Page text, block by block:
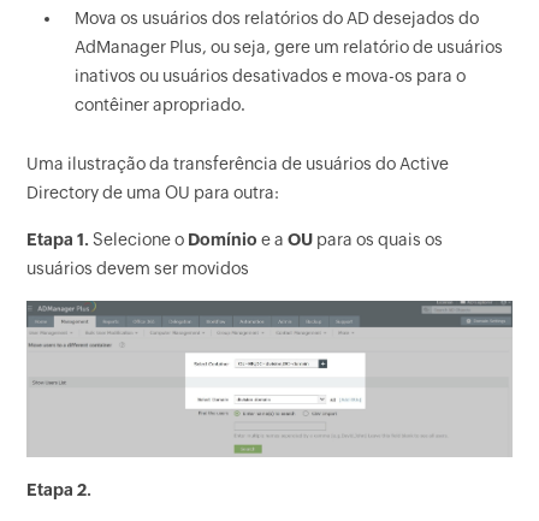
Mova os usuários dos relatórios do AD desejados do
AdManager Plus, ou seja, gere um relatório de usuários
inativos ou usuários desativados e mova-os para o
contêiner apropriado.
Uma ilustração da transferência de usuários do Active
Directory de uma OU para outra:
Etapa 1. Selecione o Domínio e aOU para os quais os
usuários devem ser movidos
Etapa 2.